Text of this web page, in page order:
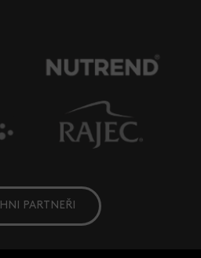
PARTNEŘI